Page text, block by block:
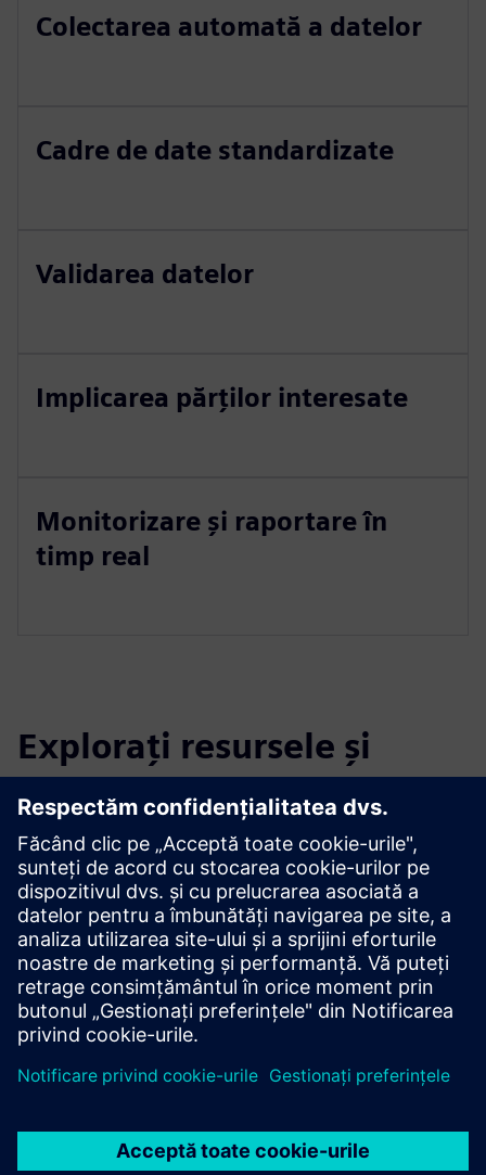
Colectarea automată a datelor
Cadre de date standardizate
Validarea datelor
Implicarea părților interesate
Monitorizare și raportare în
timp real
Explorați resursele și
produsele conexe
Informații și resurse suplimentare
ESG Data Management
Condiții preliminare